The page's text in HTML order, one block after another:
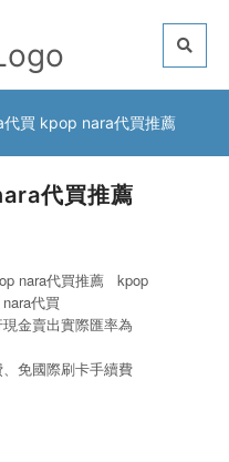
買 kpop nara代買推薦
代買推薦
nara代買推薦 kpop
代買
金賣出實際匯率為
免國際刷卡手續費